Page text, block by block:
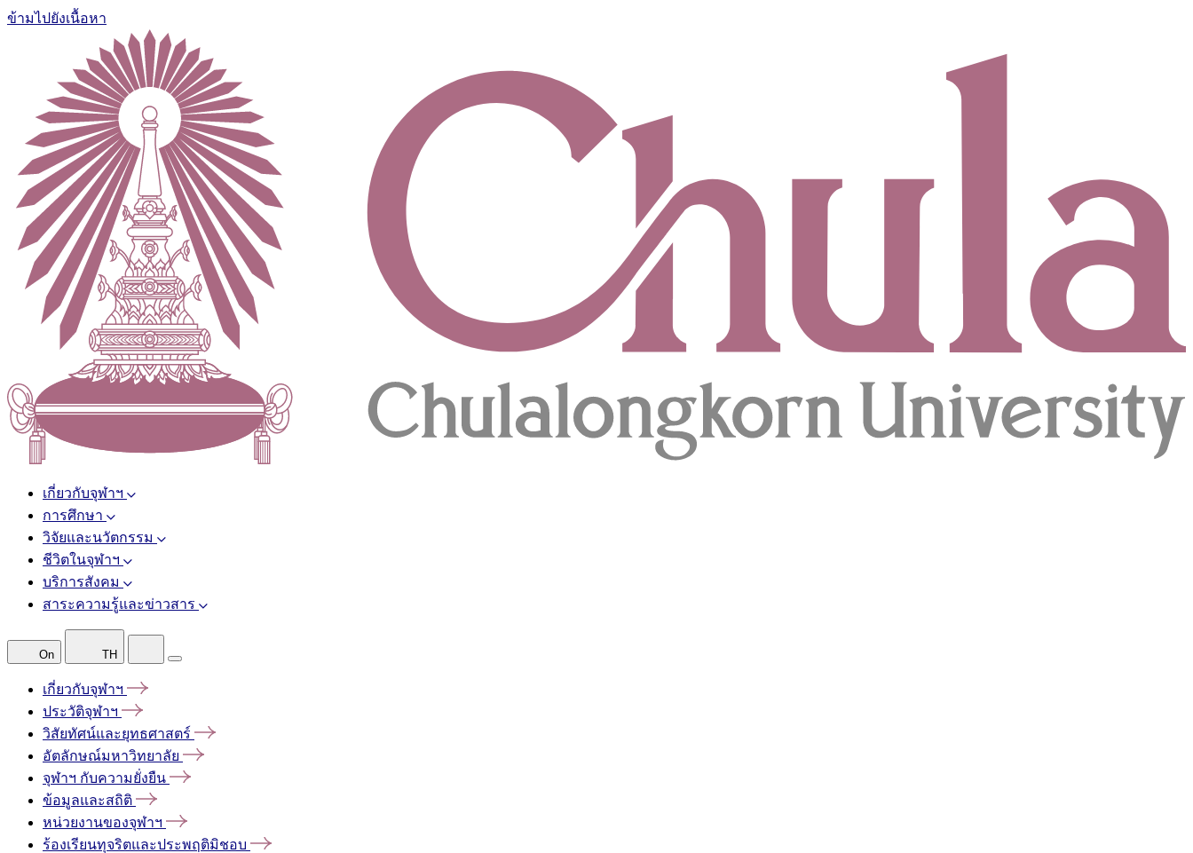
ข้ามไปยังเนื้อหา
เกี่ยวกับจุฬาฯ
การศึกษา
วิจัยและนวัตกรรม
ชีวิตในจุฬาฯ
บริการสังคม
สาระความรู้และข่าวสาร
On TH
เกี่ยวกับจุฬาฯ
ประวัติจุฬาฯ
วิสัยทัศน์และยุทธศาสตร์
อัตลักษณ์มหาวิทยาลัย
จุฬาฯ กับความยั่งยืน
ข้อมูลและสถิติ
หน่วยงานของจุฬาฯ
ร้องเรียนทุจริตและประพฤติมิชอบ